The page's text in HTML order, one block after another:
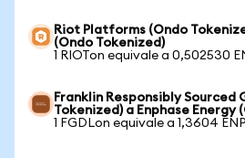
Riot Platforms (Ondo
(Ondo Tokenized)
1 RIOTon equivale a 0,502530
Franklin Responsibly Sourced
Tokenized) a Enphase Energy
1 FGDLon equivale a 1,3604